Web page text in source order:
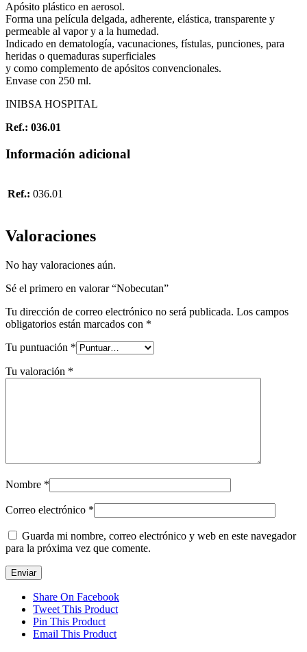
Apósito plástico en aerosol.
Forma una película delgada, adherente, elástica, transparente y
permeable al vapor y a la humedad.
Indicado en dematología, vacunaciones, fístulas, punciones, para
heridas o quemaduras superficiales
y como complemento de apósitos convencionales.
Envase con 250 ml.
INIBSA HOSPITAL
Ref.: 036.01
Información adicional
Ref.: 036.01
Valoraciones
No hay valoraciones aún.
Sé el primero en valorar “Nobecutan”
Tu dirección de correo electrónico no será publicada. Los campos
obligatorios están marcados con *
Tu puntuación *
Tu valoración *
Nombre *
Correo electrónico *
Guarda mi nombre, correo electrónico y web en este navegador
para la próxima vez que comente.
Share On Facebook
Tweet This Product
Pin This Product
Email This Product